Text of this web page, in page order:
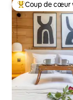
Coups de cœur
Coup de cœur